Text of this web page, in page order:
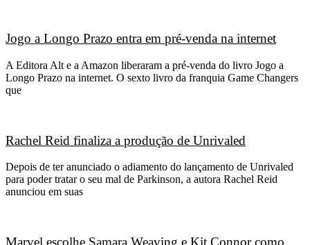
Jogo a Longo Prazo entra em pré-venda na internet
A Editora Alt e a Amazon liberaram a pré-venda do livro Jogo a
Longo Prazo na internet. O sexto livro da franquia Game Changers
que
Rachel Reid finaliza a produção de Unrivaled
Depois de ter anunciado o adiamento do lançamento de Unrivaled
para poder tratar o seu mal de Parkinson, a autora Rachel Reid
anunciou em suas
Marvel escolhe Samara Weaving e Kit Connor como